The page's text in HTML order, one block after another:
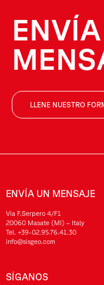
LLENE NUESTRO
ENVÍA UN MENSAJE
Via F.Serpero 4/F1
20060 Masate (MI) – Italy
Tel. +39-02.95.76.41.30
info@sisgeo.com
SÍGANOS